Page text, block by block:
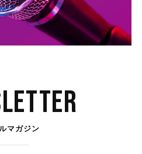
マガジン